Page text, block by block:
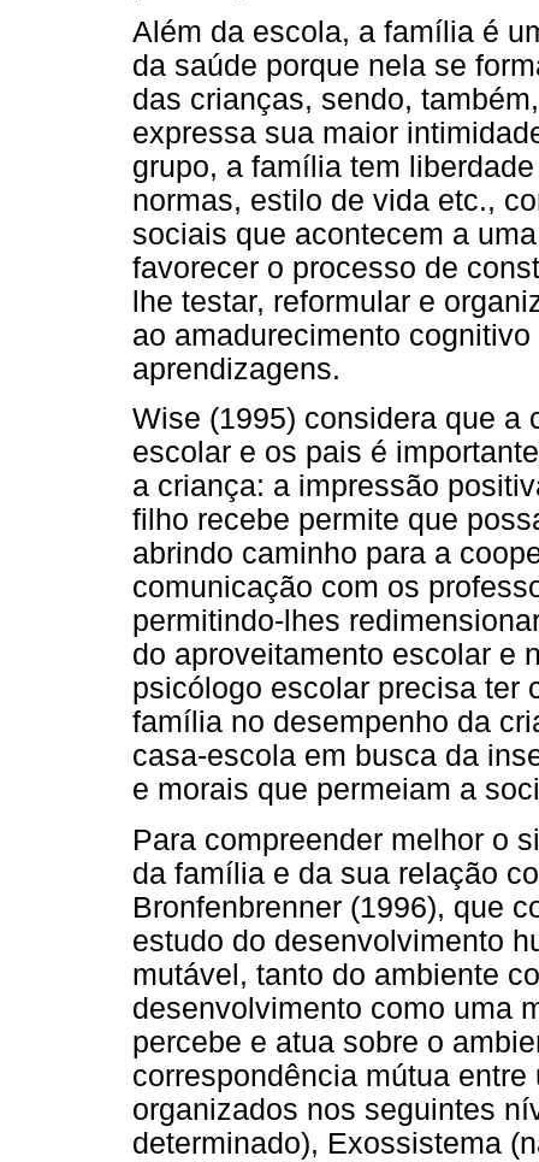
Além da escola, a família é
da saúde porque nela se
das crianças, sendo,
expressa sua maior
grupo, a família tem
normas, estilo de vida etc.,
sociais que acontecem a
favorecer o processo de
lhe testar, reformular e
ao amadurecimento
aprendizagens.
Wise (1995) considera que a
escolar e os pais é
a criança: a impressão
filho recebe permite que
abrindo caminho para a
comunicação com os
permitindo-lhes
do aproveitamento escolar e
psicólogo escolar precisa ter
família no desempenho da
casa-escola em busca da
e morais que permeiam a
Para compreender melhor o
da família e da sua relação
Bronfenbrenner (1996), que
estudo do desenvolvimento
mutável, tanto do ambiente
desenvolvimento como uma
percebe e atua sobre o
correspondência mútua
organizados nos seguintes
determinado), Exossistema